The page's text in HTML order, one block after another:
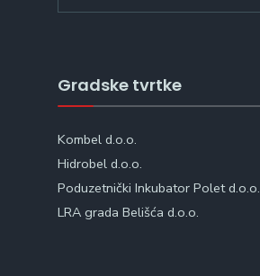
Gradske tvrtke
Kombel d.o.o.
Hidrobel d.o.o.
Poduzetnički Inkubator Polet d.o.o.
LRA grada Belišća d.o.o.